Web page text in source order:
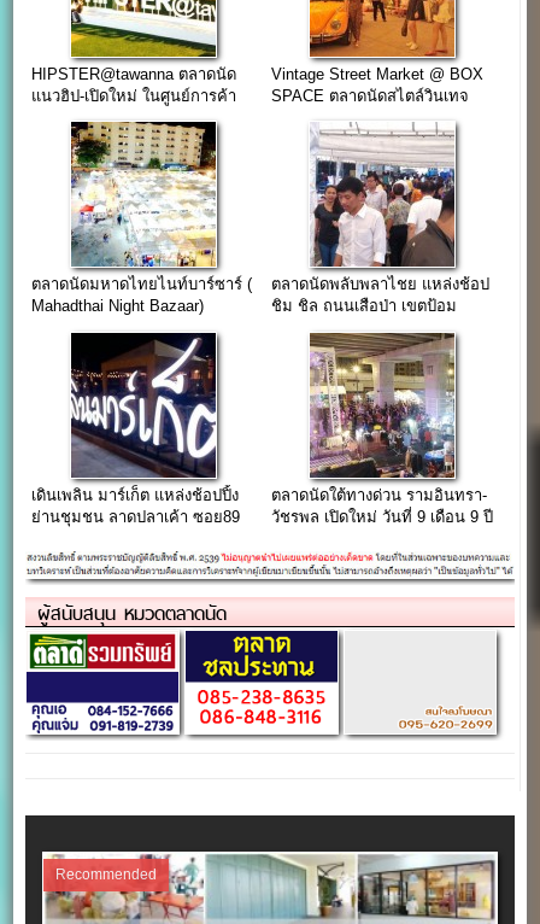
HIPSTER@tawanna ตลาดนัด
แนวฮิป-เปิดใหม่ ในศูนย์การค้า
Vintage Street Market @ BOX
SPACE ตลาดนัดสไตล์วินเทจ
ตลาดนัดมหาดไทยไนท์บาร์ซาร์ (
Mahadthai Night Bazaar)
ตลาดนัดพลับพลาไชย แหล่งช้อป
ชิม ชิล ถนนเสือป่า เขตป้อม
เดินเพลิน มาร์เก็ต แหล่งช้อปปิ้ง
ย่านชุมชน ลาดปลาเค้า ซอย89
ตลาดนัดใต้ทางด่วน รามอินทรา-
วัชรพล เปิดใหม่ วันที่ 9 เดือน 9 ปี
ผู้สนับสนุน หมวดตลาดนัด
Recommended